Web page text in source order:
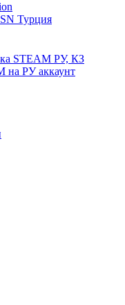
Турция
STEAM РУ, КЗ
на РУ аккаунт